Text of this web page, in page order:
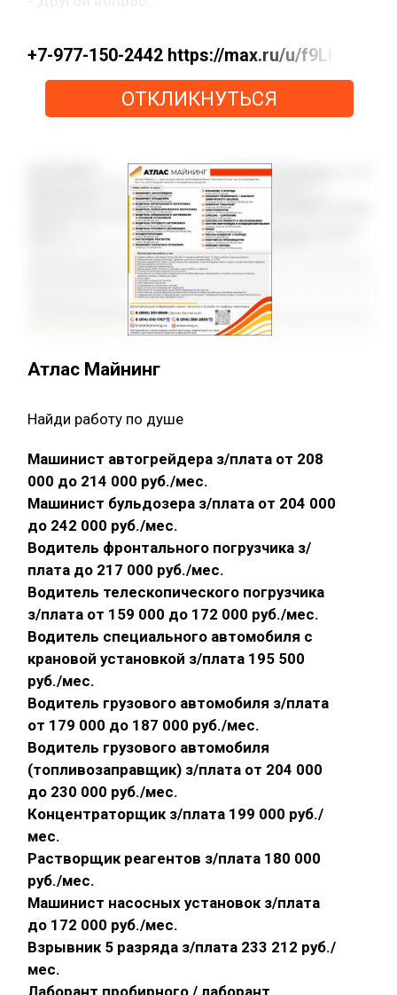
+7-977-150-2442 https://max.ru/u/
ОТКЛИКНУТЬСЯ
Атлас Майнинг
Найди работу по душе
Машинист автогрейдера з/плата от 208
000 до 214 000 руб./мес.
Машинист бульдозера з/плата от 204 000
до 242 000 руб./мес.
Водитель фронтального погрузчика з/
плата до 217 000 руб./мес.
Водитель телескопического погрузчика
з/плата от 159 000 до 172 000 руб./мес.
Водитель специального автомобиля с
крановой установкой з/плата 195 500
руб./мес.
Водитель грузового автомобиля з/плата
от 179 000 до 187 000 руб./мес.
Водитель грузового автомобиля
(топливозаправщик) з/плата от 204 000
до 230 000 руб./мес.
Концентраторщик з/плата 199 000 руб./
мес.
Растворщик реагентов з/плата 180 000
руб./мес.
Машинист насосных установок з/плата
до 172 000 руб./мес.
Взрывник 5 разряда з/плата 233 212 руб./
мес.
Лаборант пробирного / лаборант